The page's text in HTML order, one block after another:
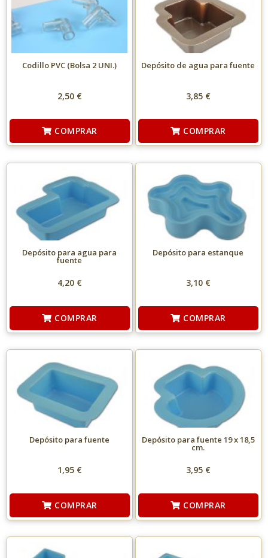
Codillo PVC (Bolsa 2 UNI.)
2,50 €
COMPRAR
Depósito de agua para fuente
3,85 €
COMPRAR
Depósito para agua para
fuente
4,20 €
COMPRAR
Depósito para estanque
3,10 €
COMPRAR
Depósito para fuente
1,95 €
COMPRAR
Depósito para fuente 19 x 18,5
cm.
3,95 €
COMPRAR